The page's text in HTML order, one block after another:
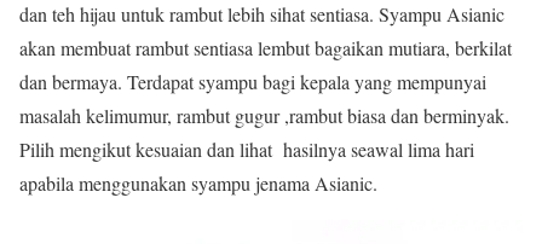
dan teh hijau untuk rambut lebih sihat sentiasa. Syampu Asianic
akan membuat rambut sentiasa lembut bagaikan mutiara, berkilat
dan bermaya. Terdapat syampu bagi kepala yang mempunyai
masalah kelimumur, rambut gugur ,rambut biasa dan berminyak.
Pilih mengikut kesuaian dan lihat hasilnya seawal lima hari
apabila menggunakan syampu jenama Asianic.